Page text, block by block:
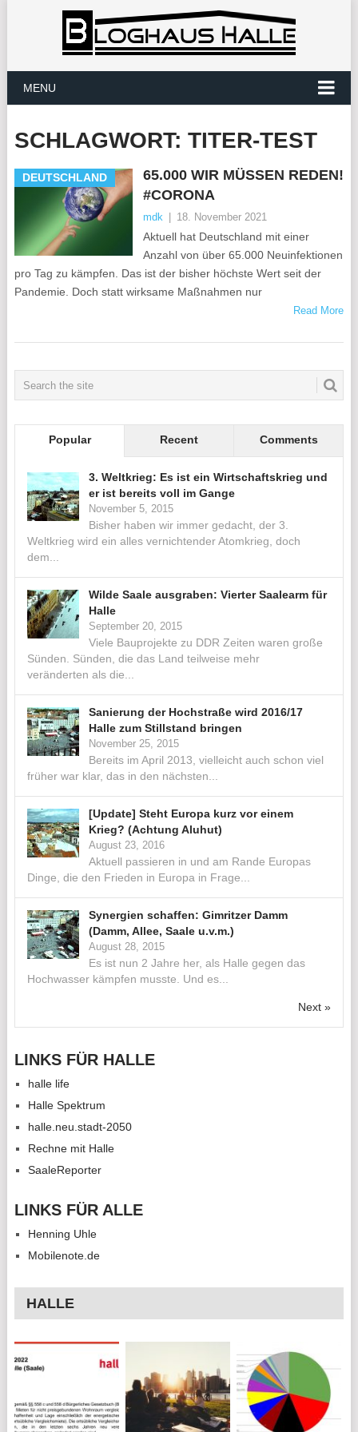
MENU
SCHLAGWORT: TITER-TEST
DEUTSCHLAND
65.000 WIR MÜSSEN REDEN!
#CORONA
mdk 18. November 2021
Aktuell hat Deutschland mit einer
Anzahl von über 65.000 Neuinfektionen
pro Tag zu kämpfen. Das ist der bisher höchste Wert seit der
Pandemie. Doch statt wirksame Maßnahmen nur
Read More
Popular Recent Comments
3. Weltkrieg: Es ist ein Wirtschaftskrieg und
er ist bereits voll im Gange
November 5, 2015
Bisher haben wir immer gedacht, der 3.
Weltkrieg wird ein alles vernichtender Atomkrieg, doch
dem...
Wilde Saale ausgraben: Vierter Saalearm für
Halle
September 20, 2015
Viele Bauprojekte zu DDR Zeiten waren große
Sünden. Sünden, die das Land teilweise mehr
veränderten als die...
Sanierung der Hochstraße wird 2016/17
Halle zum Stillstand bringen
November 25, 2015
Bereits im April 2013, vielleicht auch schon viel
früher war klar, das in den nächsten...
[Update] Steht Europa kurz vor einem
Krieg? (Achtung Aluhut)
August 23, 2016
Aktuell passieren in und am Rande Europas
Dinge, die den Frieden in Europa in Frage...
Synergien schaffen: Gimritzer Damm
(Damm, Allee, Saale u.v.m.)
August 28, 2015
Es ist nun 2 Jahre her, als Halle gegen das
Hochwasser kämpfen musste. Und es...
Next »
LINKS FÜR HALLE
halle life
Halle Spektrum
halle.neu.stadt-2050
Rechne mit Halle
SaaleReporter
LINKS FÜR ALLE
Henning Uhle
Mobilenote.de
HALLE